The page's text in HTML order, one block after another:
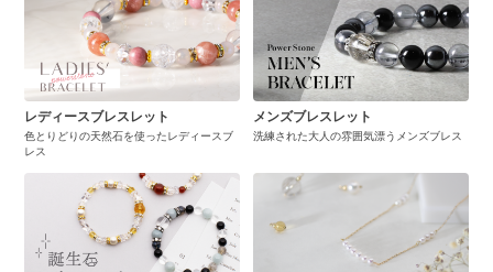
レディースブレスレット
色とりどりの天然石を使ったレディースブ
レス
メンズブレスレット
洗練された大人の雰囲気漂うメンズブレス